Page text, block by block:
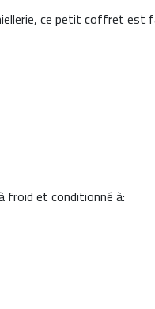
ce petit coffret est
froid et conditionné à: